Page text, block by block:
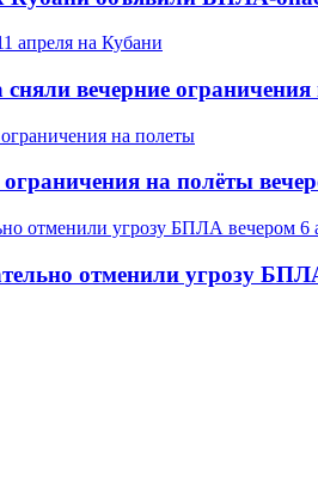
вечерние ограничения
на полёты
отменили угрозу